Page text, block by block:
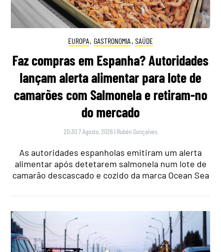
EUROPA, GASTRONOMIA , SAÚDE
Faz compras em Espanha? Autoridades
lançam alerta alimentar para lote de
camarões com Salmonela e retiram-no
do mercado
20:30 7 Agosto, 2026 | Rubén Gonçalves
As autoridades espanholas emitiram um alerta
alimentar após detetarem salmonela num lote de
camarão descascado e cozido da marca Ocean Sea